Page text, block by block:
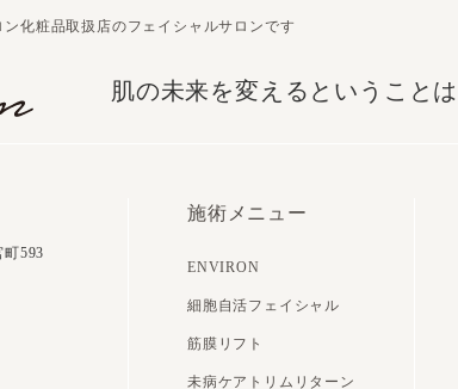
化粧品取扱店のフェイシャルサロンです
肌の未来を変えるということ
593
施術メニュー
ENVIRON
細胞自活フェイシャル
筋膜リフト
未病ケアトリムリターン